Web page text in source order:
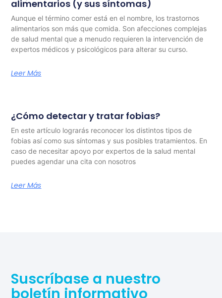
alimentarios (y sus síntomas)
Aunque el término comer está en el nombre, los trastornos
alimentarios son más que comida. Son afecciones complejas
de salud mental que a menudo requieren la intervención de
expertos médicos y psicológicos para alterar su curso.
Leer Más
¿Cómo detectar y tratar fobias?
En este artículo lograrás reconocer los distintos tipos de
fobias así como sus síntomas y sus posibles tratamientos. En
caso de necesitar apoyo por expertos de la salud mental
puedes agendar una cita con nosotros
Leer Más
Suscríbase a nuestro
boletín informativo